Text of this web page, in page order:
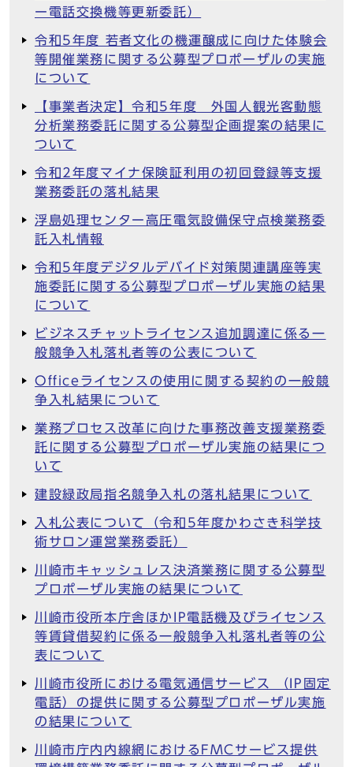
ー電話交換機等更新委託）
令和5年度 若者文化の機運醸成に向けた体験会
等開催業務に関する公募型プロポーザルの実施
について
【事業者決定】令和5年度 外国人観光客動態
分析業務委託に関する公募型企画提案の結果に
ついて
令和2年度マイナ保険証利用の初回登録等支援
業務委託の落札結果
浮島処理センター高圧電気設備保守点検業務委
託入札情報
令和5年度デジタルデバイド対策関連講座等実
施委託に関する公募型プロポーザル実施の結果
について
ビジネスチャットライセンス追加調達に係る一
般競争入札落札者等の公表について
Officeライセンスの使用に関する契約の一般競
争入札結果について
業務プロセス改革に向けた事務改善支援業務委
託に関する公募型プロポーザル実施の結果につ
いて
建設緑政局指名競争入札の落札結果について
入札公表について（令和5年度かわさき科学技
術サロン運営業務委託）
川崎市キャッシュレス決済業務に関する公募型
プロポーザル実施の結果について
川崎市役所本庁舎ほかIP電話機及びライセンス
等賃貸借契約に係る一般競争入札落札者等の公
表について
川崎市役所における電気通信サービス （IP固定
電話）の提供に関する公募型プロポーザル実施
の結果について
川崎市庁内内線網におけるFMCサービス提供